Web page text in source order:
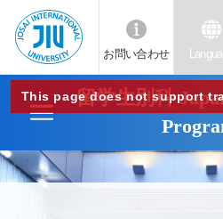
JIU
城西
国際
お問い合わせ
This page does not support
留学生別科